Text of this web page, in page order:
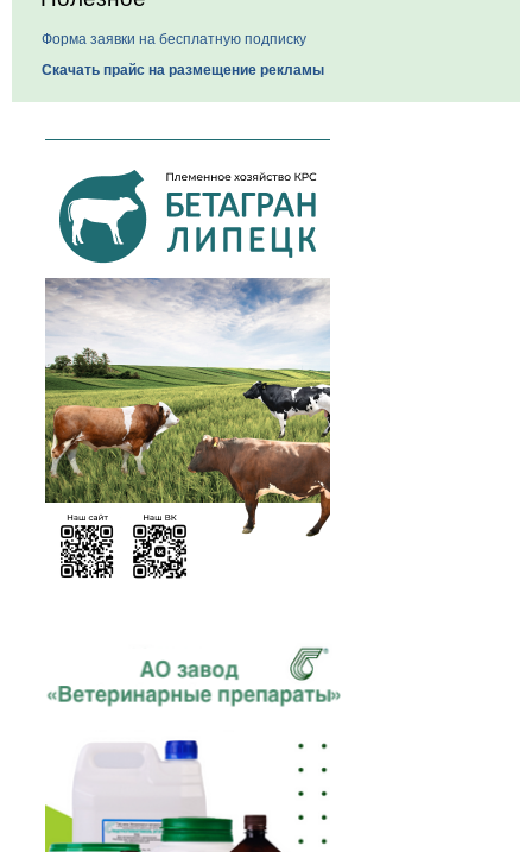
Форма заявки на бесплатную подписку
Скачать прайс на размещение рекламы